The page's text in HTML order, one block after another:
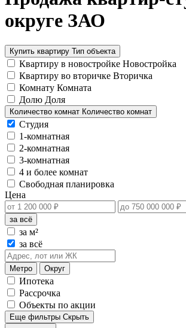
округе ЗАО
Купить квартиру Тип объекта
Квартиру в новостройке Новостройка
Квартиру во вторичке Вторичка
Комнату Комната
Долю Доля
Количество комнат Количество комнат
Студия
1-комнатная
2-комнатная
3-комнатная
4 и более комнат
Свободная планировка
Цена
за всё
за м²
за всё
Метро Округ
Ипотека
Рассрочка
Объекты по акции
Еще фильтры Скрыть